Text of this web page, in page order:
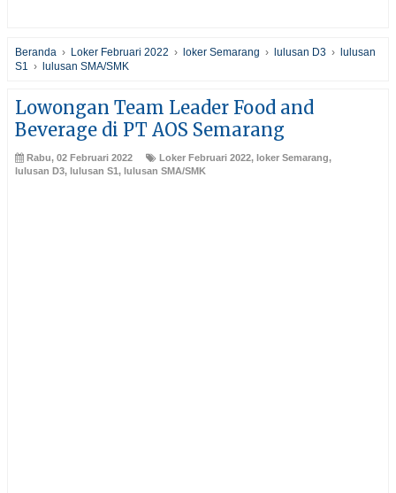
Beranda › Loker Februari 2022 › loker Semarang › lulusan D3 › lulusan
S1
› lulusan SMA/SMK
Lowongan Team Leader Food and
Beverage di PT AOS Semarang
Rabu, 02 Februari 2022 Loker Februari 2022, loker Semarang,
lulusan D3, lulusan S1, lulusan SMA/SMK